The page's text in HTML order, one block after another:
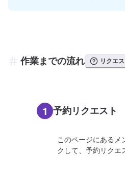
作業までの流れ リクエ
1 予約リクエスト
このページにあるメ
クして、予約リクエ